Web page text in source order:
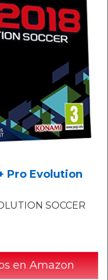
Pro Evolution
SOCCER
en Amazon